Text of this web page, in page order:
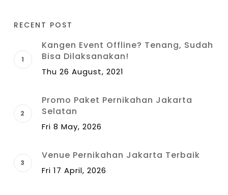
RECENT POST
Kangen Event Offline? Tenang, Sudah
Bisa Dilaksanakan!
Thu 26 August, 2021
Promo Paket Pernikahan Jakarta
Selatan
Fri 8 May, 2026
Venue Pernikahan Jakarta Terbaik
Fri 17 April, 2026